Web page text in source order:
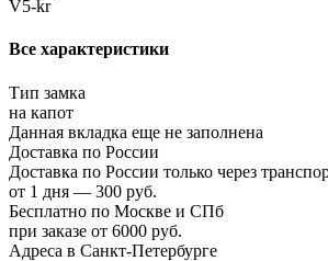
V5-kr
Все характеристики
Тип замка
на капот
Данная вкладка еще не заполнена
Доставка по России
Доставка по России только через
от 1 дня — 300 руб.
Бесплатно по Москве и СПб
при заказе от 6000 руб.
Адреса в Санкт-Петербурге